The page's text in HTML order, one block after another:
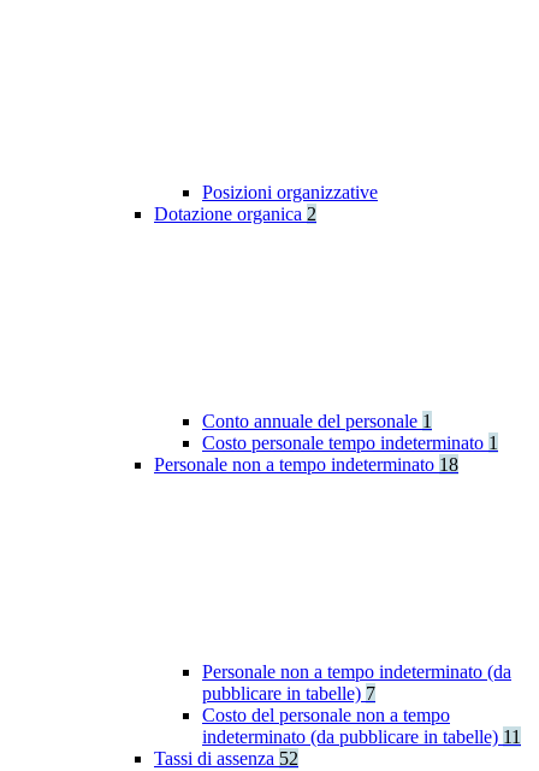
Posizioni organizzative
Dotazione organica 2
Conto annuale del personale 1
Costo personale tempo indeterminato 1
Personale non a tempo indeterminato 18
Personale non a tempo indeterminato (da
pubblicare in tabelle) 7
Costo del personale non a tempo
indeterminato (da pubblicare in tabelle) 11
Tassi di assenza 52